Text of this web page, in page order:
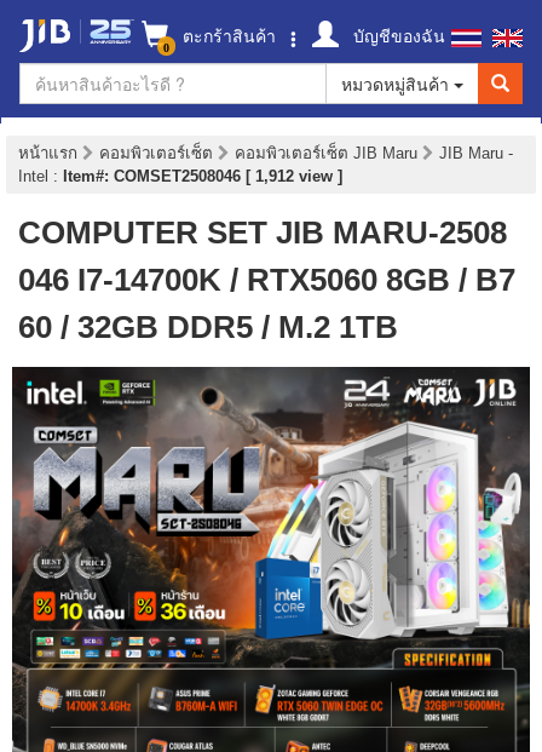
0 ตะกร้าสินค้า
บัญชีของฉัน
หมวดหมู่สินค้า
หน้าแรก คอมพิวเตอร์เซ็ต คอมพิวเตอร์เซ็ต JIB Maru
JIB Maru -
Intel : Item#: COMSET2508046 [ 1,912 view ]
COMPUTER SET JIB MARU-2508
046 I7-14700K / RTX5060 8GB / B7
60 / 32GB DDR5 / M.2 1TB